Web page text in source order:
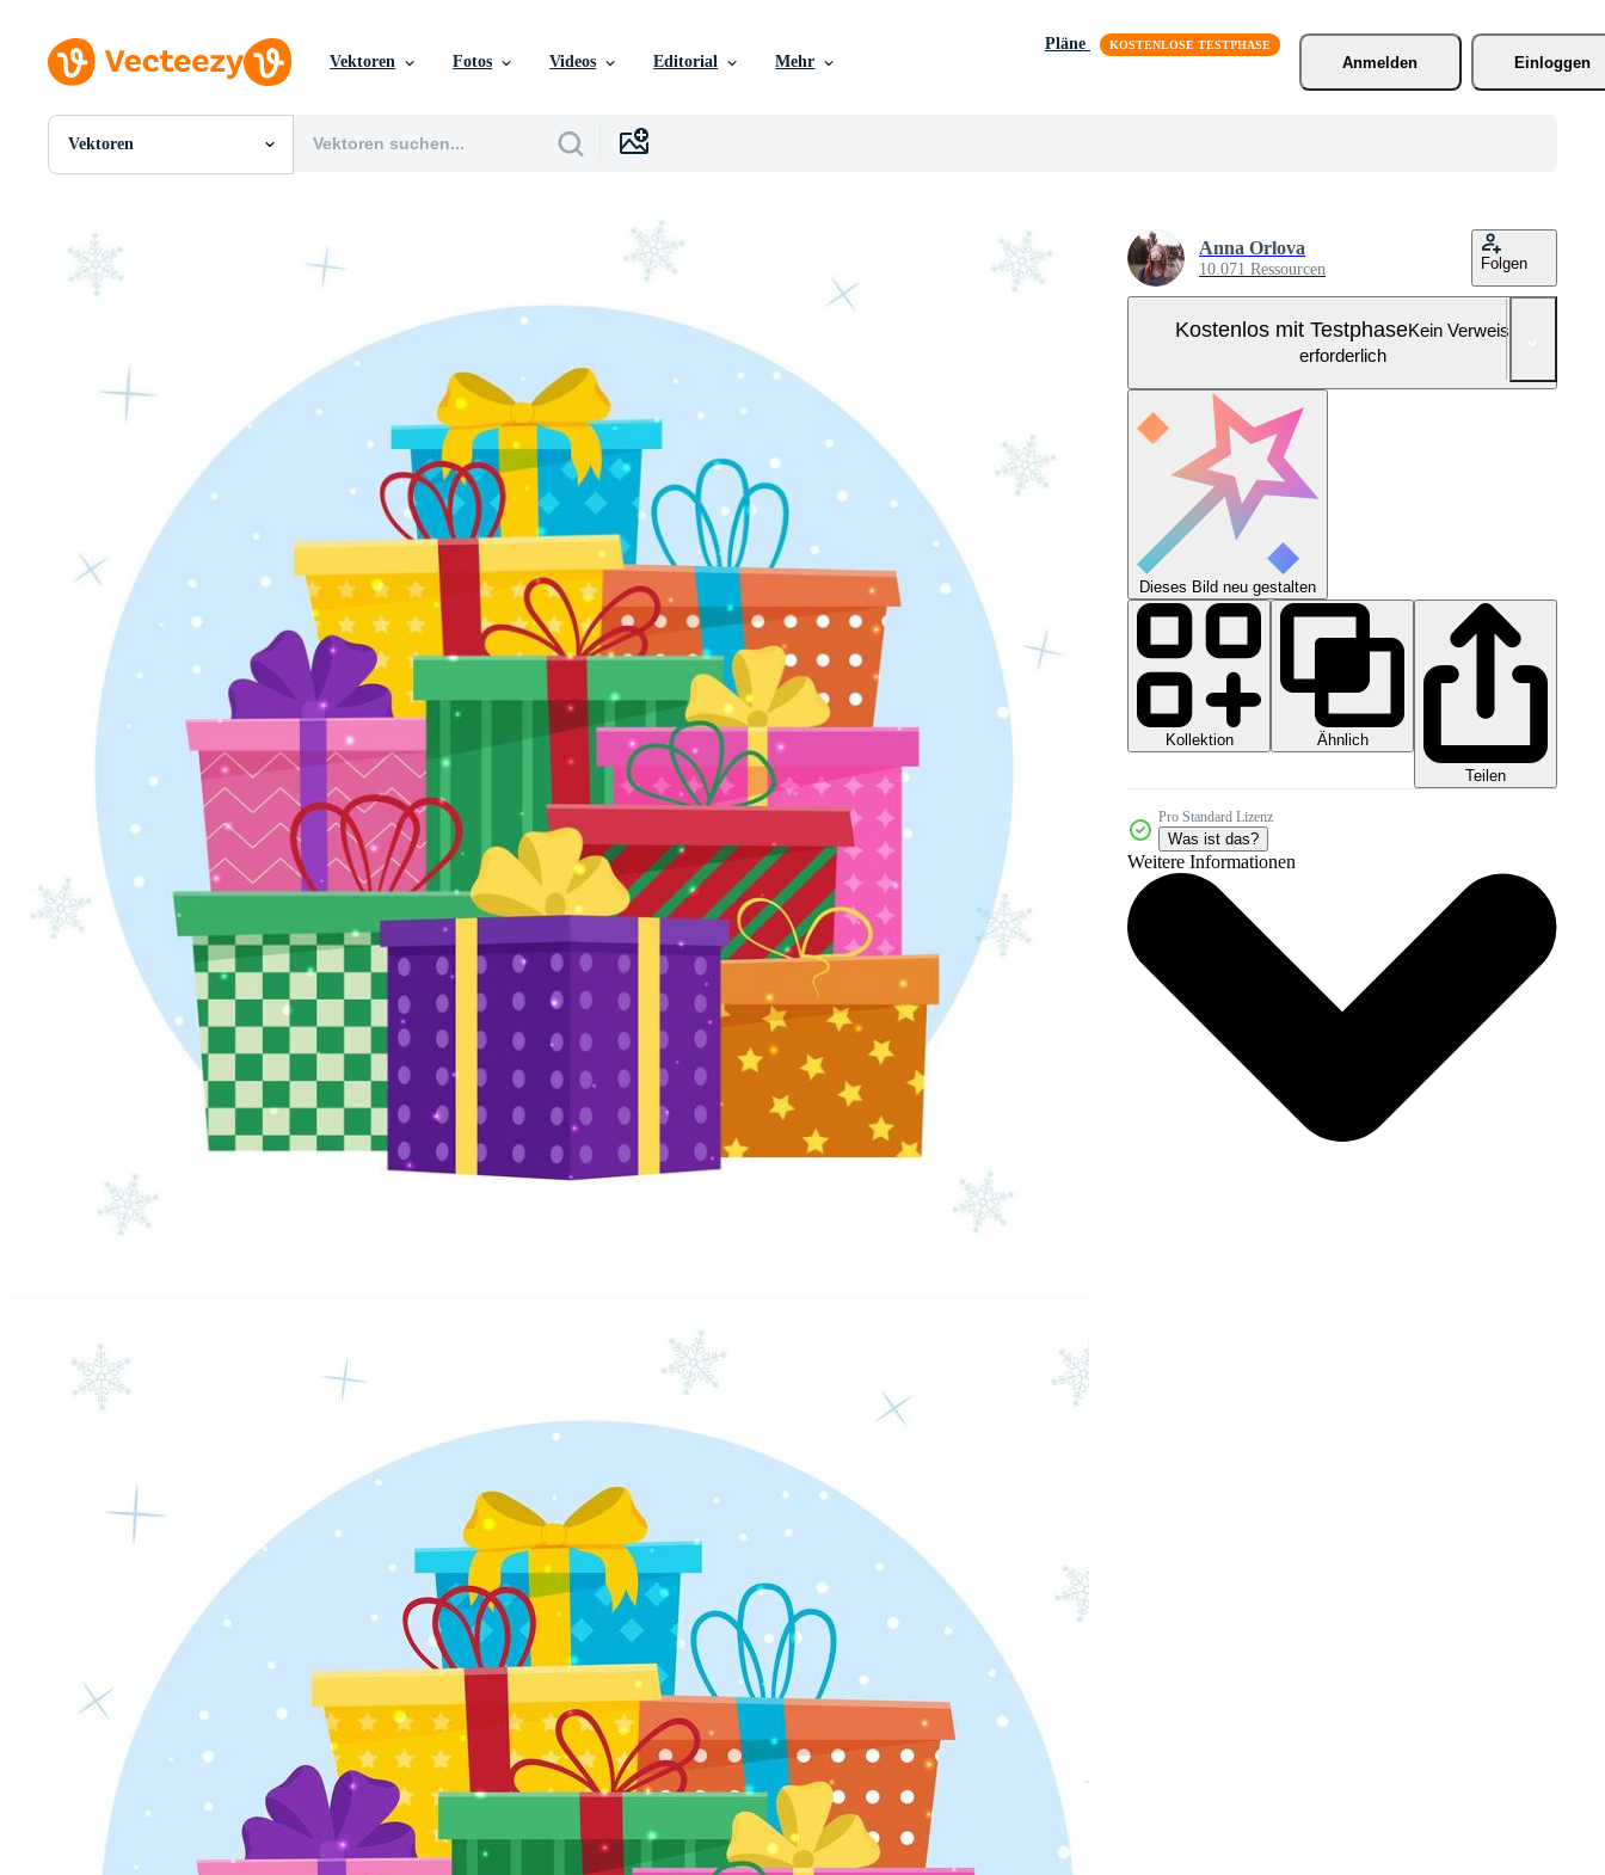
Vektoren Fotos Videos Editorial Mehr
Pläne
Anmelden
Einloggen
Vektoren
Alle Bilder
PSDs
SVGs
Vorlagen
Motion Graphics
Redaktionelle Bilder
Redaktionelle Ereignisse
Anna Orlova
10.071 Ressourcen Folgen
Kostenlos mit TestphaseKein Verweis
erforderlich
Dieses Bild neu gestalten
Kollektion
Ähnlich
Teilen
Pro Standard Lizenz
Was ist das?
Weitere Informationen